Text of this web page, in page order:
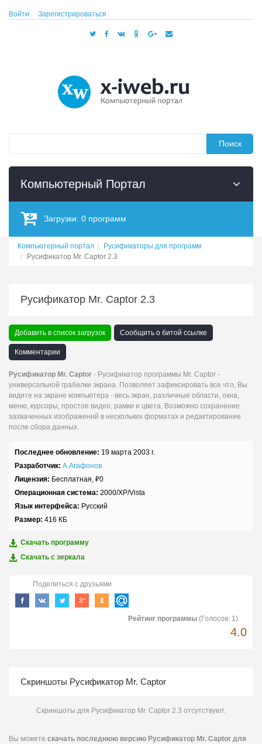
Войти Зарегистрироваться
Поиск
Компьютерный Портал
Загрузки: 0 программ
Компьютерный портал
Русификаторы для программ
Русификатор Mr. Captor 2.3
Русификатор Mr. Captor 2.3
Добавить в список загрузок Сообщить о битой ссылке
Комментарии
Русификатор Mr. Captor - Русификатор программы Mr. Captor -
универсальной грабилки экрана. Позволяет зафиксировать все что, Вы
видите на экране компьютера - весь экран, различные области, окна,
меню, курсоры, простое видео, рамки и цвета. Возможно сохранение
захваченных изображений в нескольких форматах и редактирование
после сбора данных.
Последнее обновление: 19 марта 2003 г.
Разработчик: А.Агафонов
Лицензия: Бесплатная, ₽0
Операционная система: 2000/XP/Vista
Язык интерфейса: Русский
Размер: 416 КБ
Скачать программу
Скачать c зеркала
Поделиться с друзьями
Рейтинг программы (Голосов: 1)
4.0
Скриншоты Русификатор Mr. Captor
Скриншоты для Русификатор Mr. Captor 2.3 отсутствуют.
Вы можете скачать последнюю версию Русификатор Mr. Captor для